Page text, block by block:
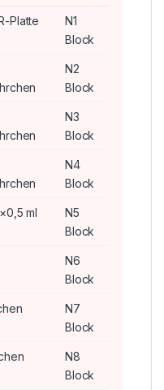
Platte
N1
Block
N2
Block
N3
Block
N4
Block
ml
N5
Block
N6
Block
N7
Block
N8
Block